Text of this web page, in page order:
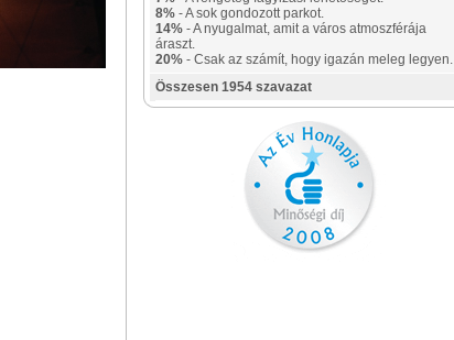
8% - A sok gondozott parkot.
14% - A nyugalmat, amit a város atmoszférája
áraszt.
20% - Csak az számít, hogy igazán meleg legyen.
Összesen 1954 szavazat